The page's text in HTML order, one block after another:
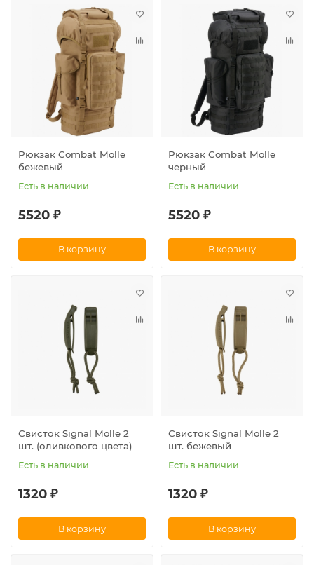
Рюкзак Combat Molle
бежевый
Есть в наличии
5520 ₽
В корзину
Рюкзак Combat Molle
черный
Есть в наличии
5520 ₽
В корзину
Свисток Signal Molle 2
шт. (оливкового цвета)
Есть в наличии
1320 ₽
В корзину
Свисток Signal Molle 2
шт. бежевый
Есть в наличии
1320 ₽
В корзину